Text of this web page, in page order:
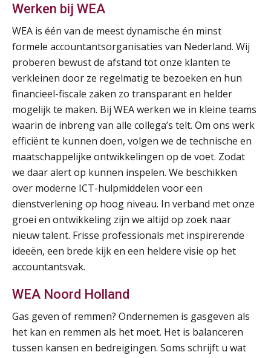
Werken bij WEA
WEA is één van de meest dynamische én minst
formele accountantsorganisaties van Nederland. Wij
proberen bewust de afstand tot onze klanten te
verkleinen door ze regelmatig te bezoeken en hun
financieel-fiscale zaken zo transparant en helder
mogelijk te maken. Bij WEA werken we in kleine teams
waarin de inbreng van alle collega’s telt. Om ons werk
efficiënt te kunnen doen, volgen we de technische en
maatschappelijke ontwikkelingen op de voet. Zodat
we daar alert op kunnen inspelen. We beschikken
over moderne ICT-hulpmiddelen voor een
dienstverlening op hoog niveau. In verband met onze
groei en ontwikkeling zijn we altijd op zoek naar
nieuw talent. Frisse professionals met inspirerende
ideeën, een brede kijk en een heldere visie op het
accountantsvak.
WEA Noord Holland
Gas geven of remmen? Ondernemen is gasgeven als
het kan en remmen als het moet. Het is balanceren
tussen kansen en bedreigingen. Soms schrijft u wat
08
SEP
Tweedaagse online Excel training voor de salarisadministrateur (verdieping, specialisatie en AI)
MOCuitgevers
09
SEP
Cursus Samenwerken financiële- en salarisadministratie
MOCuitgevers
16
MOCuitgevers
17
SEP
MOCuitgevers
17
SEP
Online cursus Auto, fiets en OV in de salarisadministratie
MOCuitgevers
17
SD Worx
17
Cursus Samen sterk: efficiënte samenwerking tussen HR en salarisadministratie